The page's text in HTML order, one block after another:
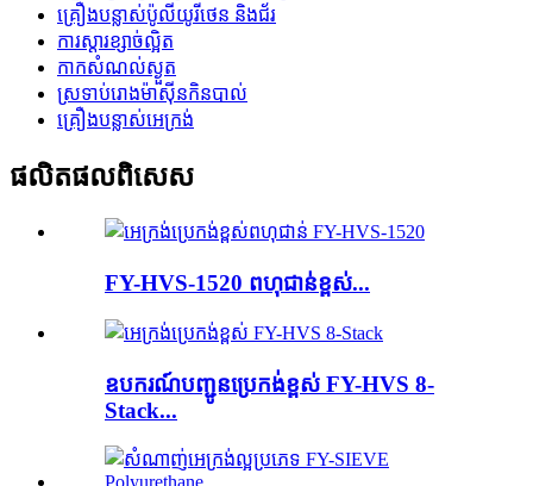
គ្រឿងបន្លាស់ប៉ូលីយូរីថេន និងជ័រ
ការស្តារខ្សាច់ល្អិត
កាកសំណល់​ស្ងួត
ស្រទាប់​រោង​ម៉ាស៊ីន​កិន​បាល់
គ្រឿងបន្លាស់អេក្រង់
ផលិតផល​ពិសេស
FY-HVS-1520 ពហុជាន់ខ្ពស់...
ឧបករណ៍បញ្ជូនប្រេកង់ខ្ពស់ FY-HVS 8-
Stack...